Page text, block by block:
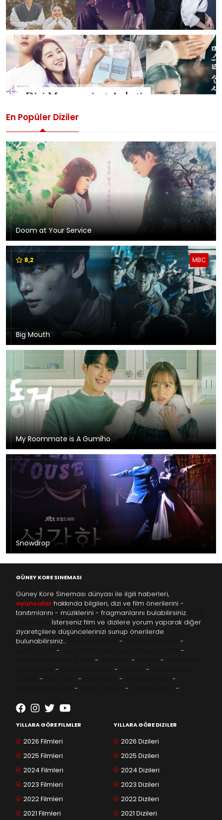
En Popüler Diziler
Doom at Your Service
MBC
8,2
Big Mouth
My Roommate is A Gumiho
Snowdrop
GÜNEY KORE SINEMASI
Güney Kore Sineması dünyası ile ilgili haberleri,
oyuncular hakkında bilgileri, dizi ve film önerilerini -
tanıtımlarını - müziklerini - fragmanlarını bulabilirsiniz.
İsterseniz film ve dizilere yorum yaparak diğer
ziyaretçilere düşüncelerinizi sunup önerilerde
bulunabilirsiniz…
-
-
-
-
- - -
- - -
- - -
-
- - -
YILLARA GÖRE FILMLER
2026 Filmleri
2025 Filmleri
2024 Filmleri
2023 Filmleri
2022 Filmleri
2021 Filmleri
YILLARA GÖRE DIZILER
2026 Dizileri
2025 Dizileri
2024 Dizileri
2023 Dizileri
2022 Dizileri
2021 Dizileri